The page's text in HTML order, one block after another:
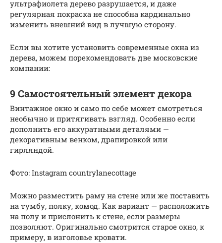
ультрафиолета дерево разрушается, и даже
регулярная покраска не способна кардинально
изменить внешний вид в лучшую сторону.
Если вы хотите установить современные окна из
дерева, можем порекомендовать две московские
компании:
9 Самостоятельный элемент декора
Винтажное окно и само по себе может смотреться
необычно и притягивать взгляд. Особенно если
дополнить его аккуратными деталями —
декоративным венком, драпировкой или
гирляндой.
Фото: Instagram countrylanecottage
Можно разместить раму на стене или же поставить
на тумбу, полку, комод. Как вариант — расположить
на полу и прислонить к стене, если размеры
позволяют. Оригинально смотрится старое окно, к
примеру, в изголовье кровати.